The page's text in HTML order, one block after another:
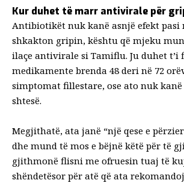
Kur duhet të marr antivirale për
Antibiotikët nuk kanë asnjë efekt pasi
shkakton gripin, kështu që mjeku
ilaçe antivirale si Tamiflu. Ju duhet
medikamente brenda 48 deri në 72
simptomat fillestare, ose ato nuk
shtesë.
Megjithatë, ata janë “një qese e
dhe mund të mos e bëjnë këtë për të
gjithmonë flisni me ofruesin tuaj të
shëndetësor për atë që ata